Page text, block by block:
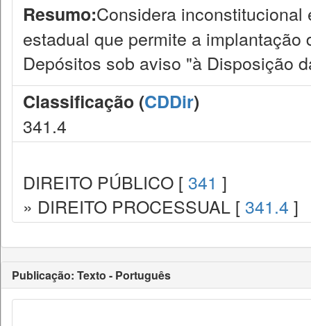
Resumo:Considera
estadual que permite a
Depósitos sob aviso "à Disposição
Classificação (CDDir)
341.4
DIREITO PÚBLICO [ 341 ]
» DIREITO PROCESSUAL [ 341.4 ]
Publicação: Texto - Português